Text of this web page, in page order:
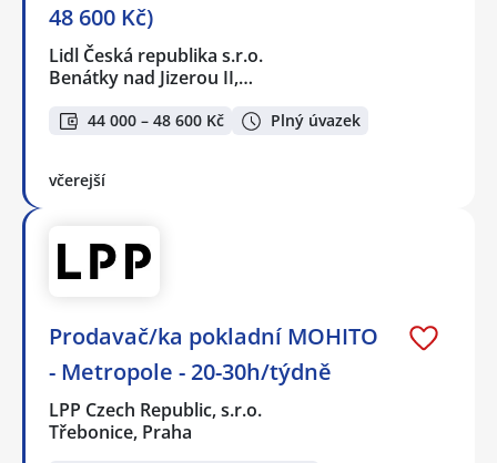
48 600 Kč)
Lidl Česká republika s.r.o.
Benátky nad Jizerou II,…
44 000 – 48 600 Kč Plný úvazek
včerejší
Prodavač/ka pokladní MOHITO
- Metropole - 20-30h/týdně
LPP Czech Republic, s.r.o.
Třebonice, Praha